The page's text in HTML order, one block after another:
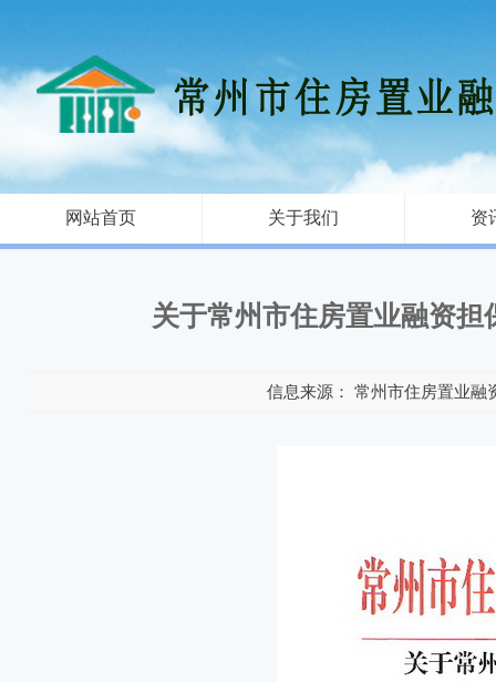
网站首页 关于我们 资
关于常州市住房置业融资
信息来源： 常州市住房置业